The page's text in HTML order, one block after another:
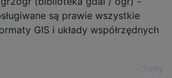
są prawie wszystkie
GIS i układy współrzędnych
Tonny